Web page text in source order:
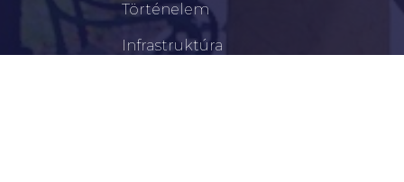
Történelem
Infrastruktúra